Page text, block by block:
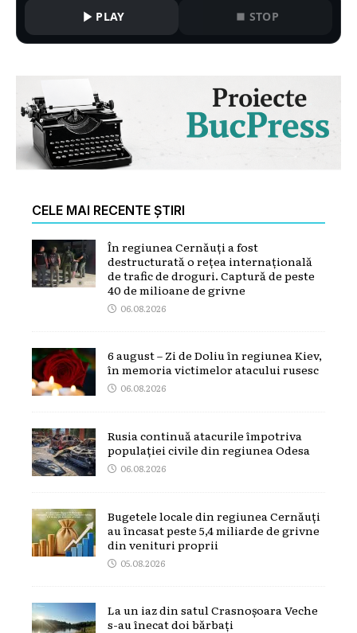
PLAY STOP
CELE MAI RECENTE ȘTIRI
În regiunea Cernăuți a fost
destructurată o rețea internațională
de trafic de droguri. Captură de peste
40 de milioane de grivne
06.08.2026
6 august – Zi de Doliu în regiunea Kiev,
în memoria victimelor atacului rusesc
06.08.2026
Rusia continuă atacurile împotriva
populației civile din regiunea Odesa
06.08.2026
Bugetele locale din regiunea Cernăuți
au încasat peste 5,4 miliarde de grivne
din venituri proprii
05.08.2026
La un iaz din satul Crasnoșoara Veche
s-au înecat doi bărbați